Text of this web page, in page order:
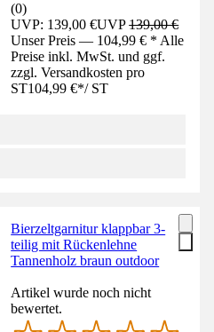
(0)
UVP: 139,00 €UVP139,00 €
Unser Preis — 104,99 € * Alle
Preise inkl. MwSt. und ggf.
zzgl. Versandkosten pro
ST104,99 €*/ ST
Bierzeltgarnitur klappbar 3-
teilig mit Rückenlehne
Tannenholz braun outdoor
Artikel wurde noch nicht
bewertet.